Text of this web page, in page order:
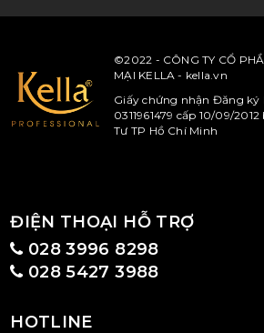
©2022 - CÔNG TY CỔ
MẠI KELLA - kella.vn
Giấy chứng nhận Đăng ký
0311961479 cấp 10/09/
Tư TP Hồ Chí Minh
ĐIỆN THOẠI HỖ TRỢ
028 3996 8298
028 5427 3988
HOTLINE